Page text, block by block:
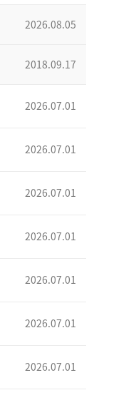
2026.08.05
2018.09.17
2026.07.01
2026.07.01
2026.07.01
2026.07.01
2026.07.01
2026.07.01
2026.07.01